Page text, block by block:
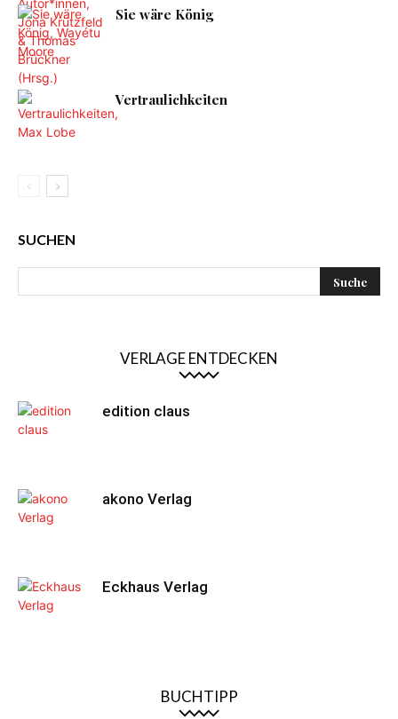
Sie wäre König
Vertraulichkeiten
SUCHEN
VERLAGE ENTDECKEN
edition claus
akono Verlag
Eckhaus Verlag
BUCHTIPP